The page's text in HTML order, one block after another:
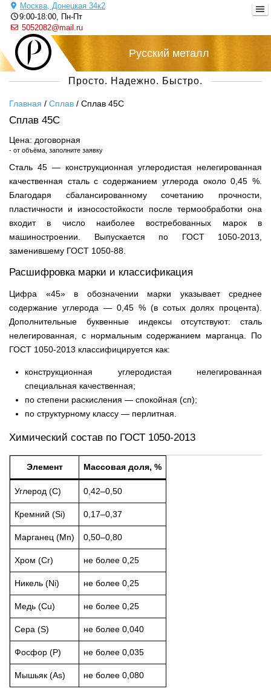
Москва, Донецкая 34к2
9:00-18:00, Пн-Пт
5052082@mail.ru
Русский металл
Просто. Надежно. Быстро.
Главная / Сплав / Сплав 45С
Сплав 45С
Цена: договорная
- от объёма, заполните заявку
Сталь 45 — конструкционная углеродистая нелегированная
качественная сталь с содержанием углерода около 0,45 %.
Благодаря сбалансированному сочетанию прочности,
пластичности и износостойкости после термообработки она
входит в число наиболее востребованных марок в
машиностроении. Выпускается по ГОСТ 1050-2013,
заменившему ГОСТ 1050-88.
Расшифровка марки и классификация
Цифра «45» в обозначении марки указывает среднее
содержание углерода — 0,45 % (в сотых долях процента).
Дополнительные буквенные индексы отсутствуют: сталь
нелегированная, с нормальным содержанием марганца. По
ГОСТ 1050-2013 классифицируется как:
конструкционная углеродистая нелегированная
специальная качественная;
по степени раскисления — спокойная (сп);
по структурному классу — перлитная.
Химический состав по ГОСТ 1050-2013
Элемент Массовая доля, %
Углерод (C) 0,42–0,50
Кремний (Si) 0,17–0,37
Марганец (Mn) 0,50–0,80
Хром (Cr) не более 0,25
Никель (Ni) не более 0,25
Медь (Cu) не более 0,25
Сера (S) не более 0,040
Фосфор (P) не более 0,035
Мышьяк (As) не более 0,080